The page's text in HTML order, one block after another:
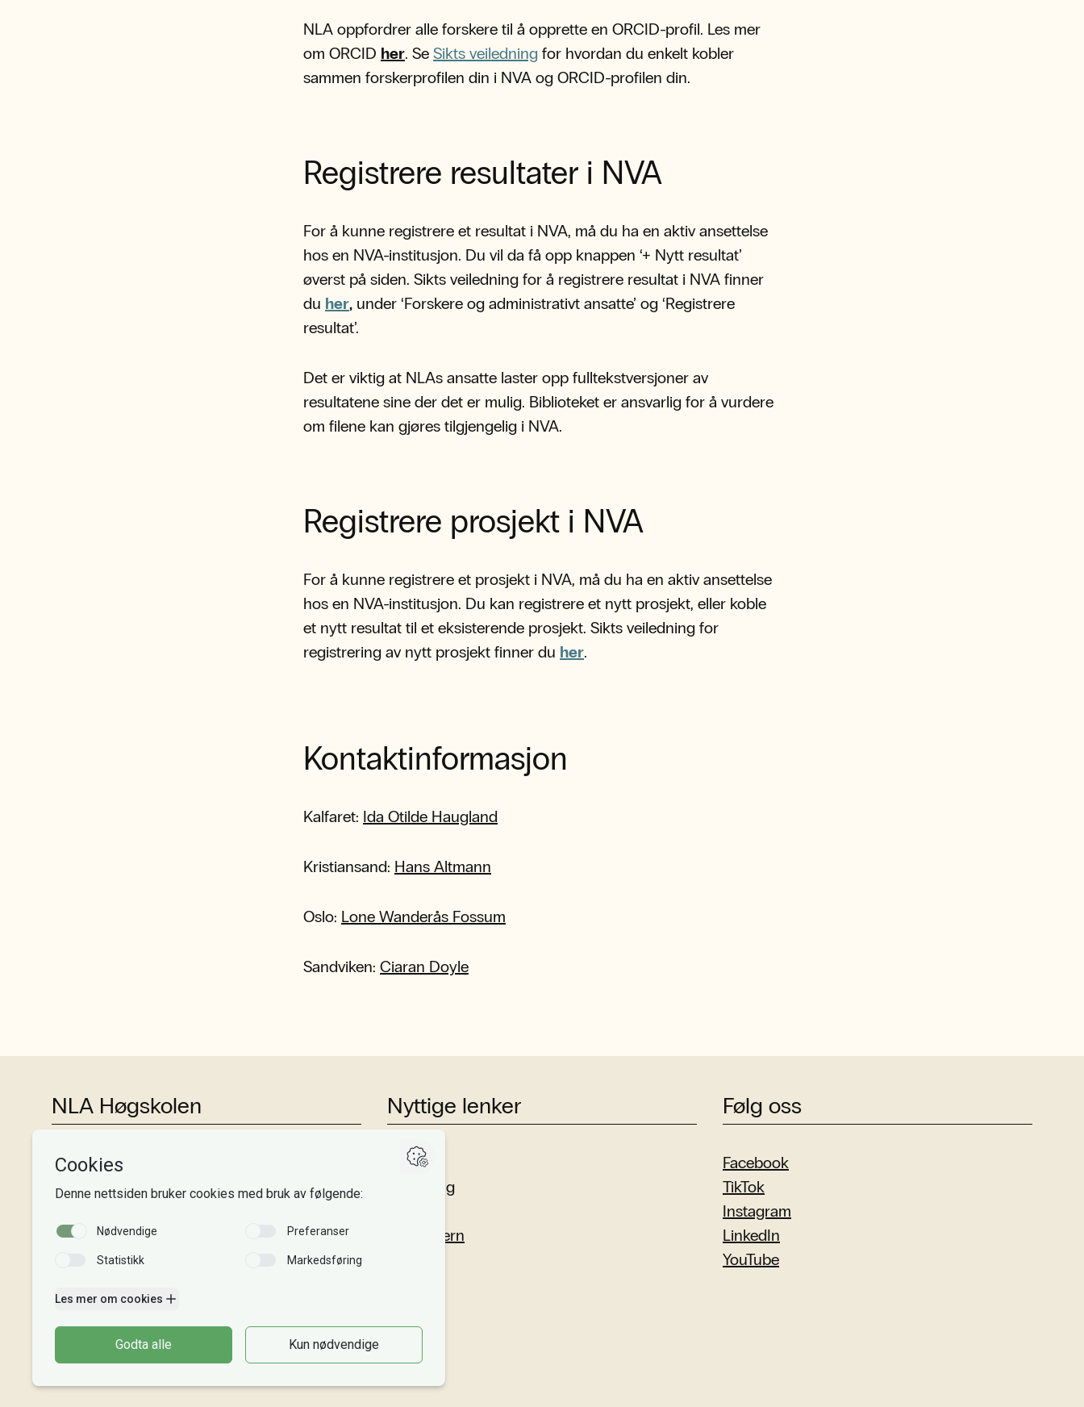
NLA oppfordrer alle forskere til å opprette en ORCID-profil. Les mer
om ORCID her. Se Sikts veiledning for hvordan du enkelt kobler
sammen forskerprofilen din i NVA og ORCID-profilen din.
Registrere resultater i NVA
For å kunne registrere et resultat i NVA, må du ha en aktiv ansettelse
hos en NVA-institusjon. Du vil da få opp knappen ‘+ Nytt resultat’
øverst på siden. Sikts veiledning for å registrere resultat i NVA finner
du her, under ‘Forskere og administrativt ansatte’ og ‘Registrere
resultat’.
Det er viktig at NLAs ansatte laster opp fulltekstversjoner av
resultatene sine der det er mulig. Biblioteket er ansvarlig for å vurdere
om filene kan gjøres tilgjengelig i NVA.
Registrere prosjekt i NVA
For å kunne registrere et prosjekt i NVA, må du ha en aktiv ansettelse
hos en NVA-institusjon. Du kan registrere et nytt prosjekt, eller koble
et nytt resultat til et eksisterende prosjekt. Sikts veiledning for
registrering av nytt prosjekt finner du her.
Kontaktinformasjon
Kalfaret: Ida Otilde Haugland
Kristiansand: Hans Altmann
Oslo: Lone Wanderås Fossum
Sandviken: Ciaran Doyle
NLA Høgskolen
Tlf:+47 55 54 07 00
Send epost
Organisasjonsnr. 995 189 186
Kontonummer: 3000 48 00008
Vipps: 20913
Faktura til NLA
Intranett
Nyttige lenker
Studier
Forskning
Personvern
Følg oss
Facebook
TikTok
Instagram
LinkedIn
YouTube